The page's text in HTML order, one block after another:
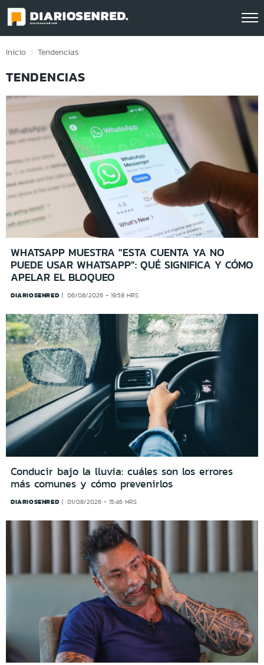
Click acá para ir directamente al contenido
Inicio Tendencias
TENDENCIAS
WHATSAPP MUESTRA "ESTA CUENTA YA NO
PUEDE USAR WHATSAPP": QUÉ SIGNIFICA Y CÓMO
APELAR EL BLOQUEO
DIARIOSENRED 06/08/2026 - 19:58 HRS
Conducir bajo la lluvia: cuáles son los errores
más comunes y cómo prevenirlos
DIARIOSENRED 01/08/2026 - 15:46 HRS